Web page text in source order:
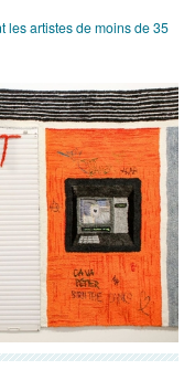
les artistes de moins de 35